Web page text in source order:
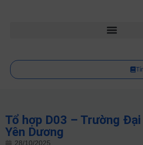
Tổ hợp D03 – Trường
Yên Dương
28/10/2025